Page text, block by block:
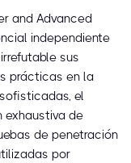
and Advanced
independiente
sus
prácticas en la
el
exhaustiva de
de penetración
por